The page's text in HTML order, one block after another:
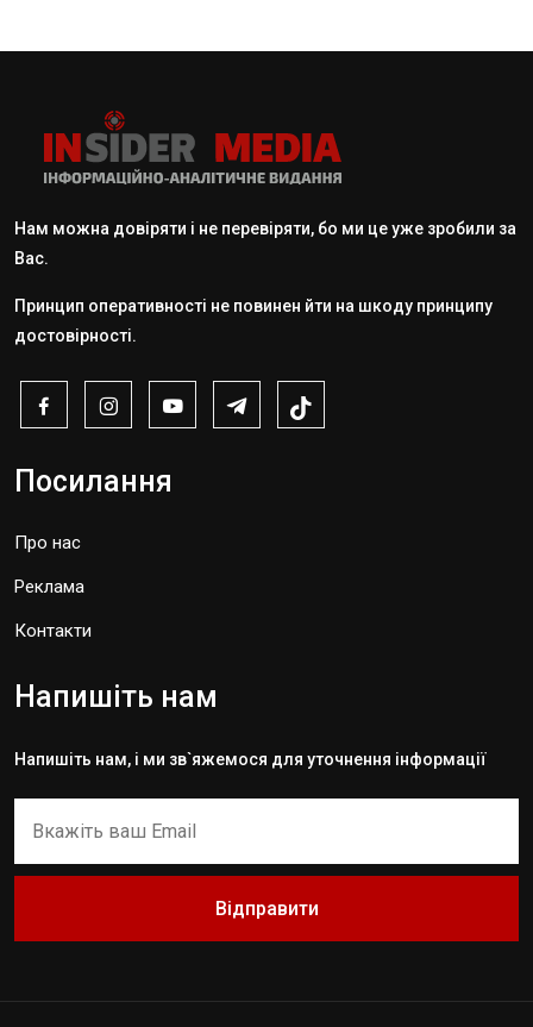
Нам можна довіряти і не перевіряти, бо ми це уже зробили за
Вас.
Принцип оперативності не повинен йти на шкоду принципу
достовірності.
Посилання
Про нас
Реклама
Контакти
Напишіть нам
Напишіть нам, і ми зв`яжемося для уточнення інформації
Відправити